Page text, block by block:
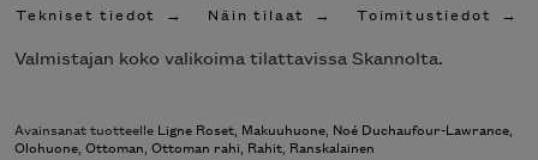
Tekniset tiedot Näin tilaat Toimitustiedot
Valmistajan koko valikoima tilattavissa Skannolta.
Avainsanat tuotteelle Ligne Roset, Makuuhuone, Noé Duchaufour-Lawrance,
Olohuone, Ottoman, Ottoman rahi, Rahit, Ranskalainen